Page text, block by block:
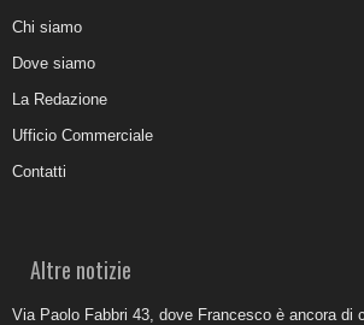
Chi siamo
Dove siamo
La Redazione
Ufficio Commerciale
Contatti
Altre notizie
Via Paolo Fabbri 43, dove Francesco è ancora di